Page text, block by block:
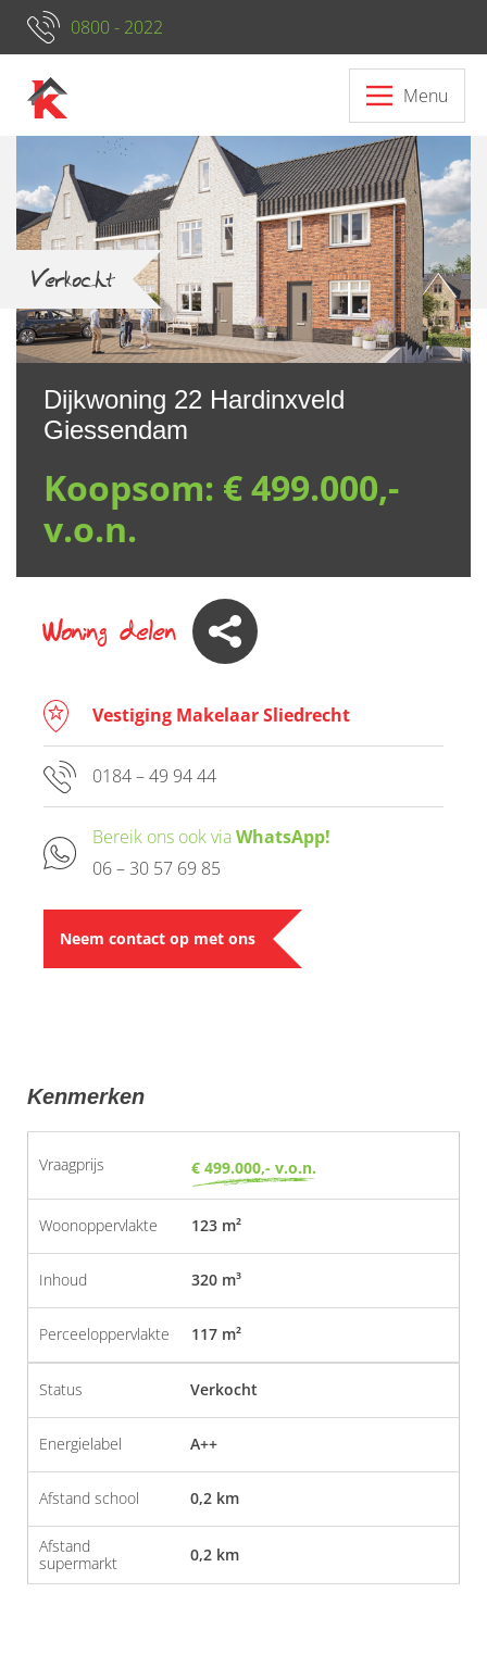
0800 - 2022
Menu
Verkocht
Dijkwoning 22 Hardinxveld
Giessendam
Koopsom: € 499.000,-
v.o.n.
Woning delen
Vestiging Makelaar Sliedrecht
0184 – 49 94 44
Bereik ons ook viaWhatsApp!
06 – 30 57 69 85
Neem contact op met ons
Neem contact op met ons
Kenmerken
Vraagprijs € 499.000,- v.o.n.
Woonoppervlakte 123 m²
Inhoud 320 m³
Perceeloppervlakte 117 m²
Status Verkocht
Energielabel A++
Afstand school 0,2 km
Afstand
supermarkt
0,2 km